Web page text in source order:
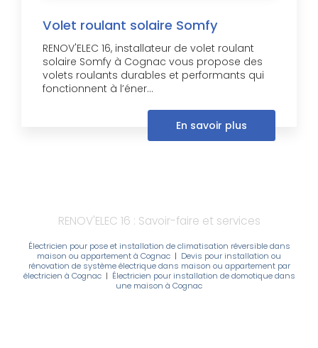
Volet roulant solaire Somfy
RENOV'ELEC 16, installateur de volet roulant
solaire Somfy à Cognac vous propose des
volets roulants durables et performants qui
fonctionnent à l’éner...
En savoir plus
RENOV'ELEC 16 : Savoir-faire et services
Électricien pour pose et installation de climatisation réversible dans
maison ou appartement à Cognac | Devis pour installation ou
rénovation de système électrique dans maison ou appartement par
électricien à Cognac| Électricien pour installation de domotique dans
une maison à Cognac